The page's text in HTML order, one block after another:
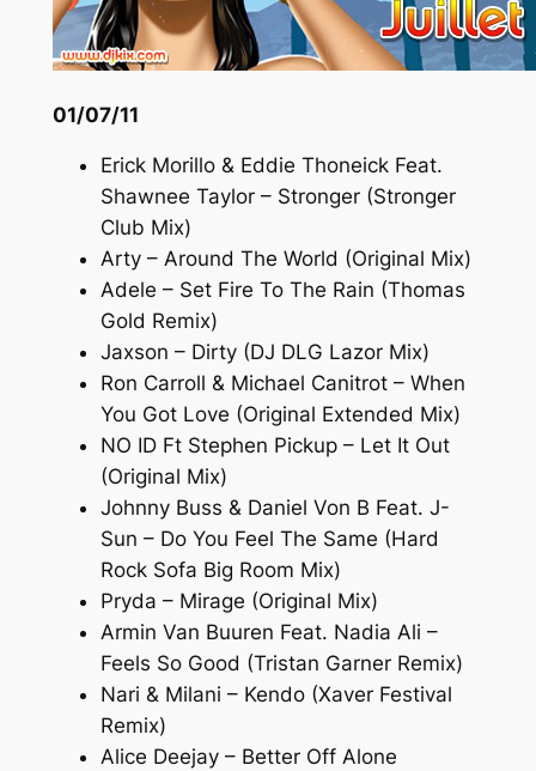
01/07/11
Erick Morillo & Eddie Thoneick Feat.
Shawnee Taylor – Stronger (Stronger
Club Mix)
Arty – Around The World (Original Mix)
Adele – Set Fire To The Rain (Thomas
Gold Remix)
Jaxson – Dirty (DJ DLG Lazor Mix)
Ron Carroll & Michael Canitrot – When
You Got Love (Original Extended Mix)
NO ID Ft Stephen Pickup – Let It Out
(Original Mix)
Johnny Buss & Daniel Von B Feat. J-
Sun – Do You Feel The Same (Hard
Rock Sofa Big Room Mix)
Pryda – Mirage (Original Mix)
Armin Van Buuren Feat. Nadia Ali –
Feels So Good (Tristan Garner Remix)
Nari & Milani – Kendo (Xaver Festival
Remix)
Alice Deejay – Better Off Alone